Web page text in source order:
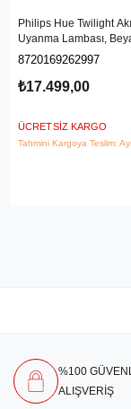
Philips Hue Twilight
Uyanma Lambası,
Renkli Işık, Alexa, Apple Home ve
8720169262997
₺17.499,00
ÜCRETSIZ KARGO
Tahmini Kargoya Teslim:
%100
ALIŞVERİŞ